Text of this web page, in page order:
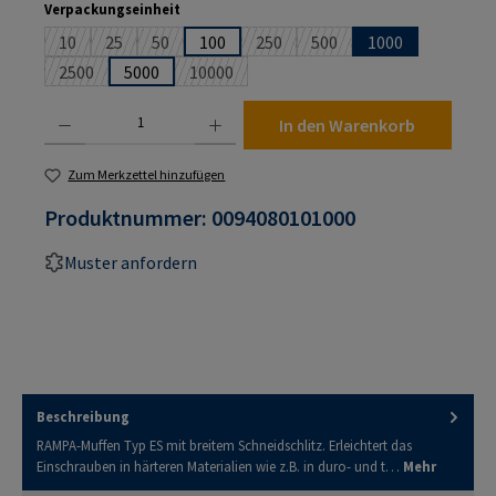
Verpackungseinheit
10(Diese Option ist zurzeit nicht verfügbar.)
25(Diese Option ist zurzeit nicht verfügbar.)
50(Diese Option ist zurzeit nicht verfügbar.)
100 250(Diese Option ist zurzeit nicht
500(Diese Option ist zurzeit
1000
2500(Diese Option ist zurzeit nicht verfügbar.)
5000 10000(Diese Option ist zurzeit nicht verfügbar.)
In den Warenkorb
Zum Merkzettel hinzufügen
Produktnummer: 0094080101000
Muster anfordern
Beschreibung
RAMPA-Muffen Typ ES mit breitem Schneidschlitz. Erleichtert das
Einschrauben in härteren Materialien wie z.B. in duro- und t… Mehr